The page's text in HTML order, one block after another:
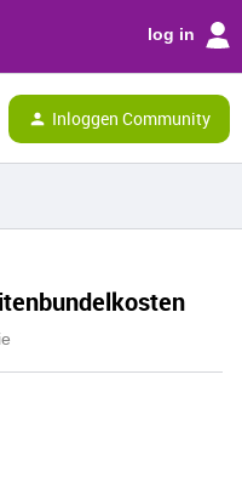
log in
Inloggen Community